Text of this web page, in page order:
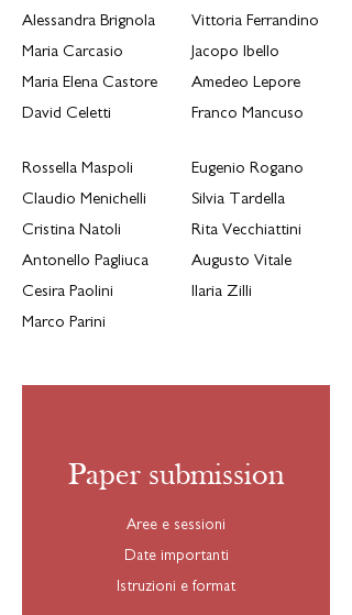
Alessandra Brignola
Maria Carcasio
Maria Elena Castore
David Celetti
Vittoria Ferrandino
Jacopo Ibello
Amedeo Lepore
Franco Mancuso
Rossella Maspoli
Claudio Menichelli
Cristina Natoli
Antonello Pagliuca
Cesira Paolini
Marco Parini
Eugenio Rogano
Silvia Tardella
Rita Vecchiattini
Augusto Vitale
Ilaria Zilli
Paper submission
Aree e sessioni
Date importanti
Istruzioni e format